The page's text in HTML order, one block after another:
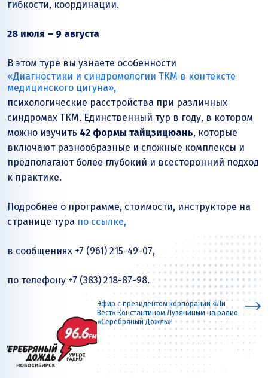
гибкости, координации.
28 июля – 9 августа
В этом туре вы узнаете особенности
«Диагностики и синдромологии ТКМ в контексте
медицинского цигуна»,
психологические расстройства при различных
синдромах ТКМ. Единственный тур в году, в котором
можно изучить 42 формы тайцзицюань, которые
включают разнообразные и сложные комплексы и
предполагают более глубокий и всесторонний подход
к практике.
Подробнее о программе, стоимости, инструкторе на
странице тура по ссылке,
в сообщениях +7 (961) 215-49-07,
по телефону +7 (383) 218-87-98.
Эфир с президентом корпорации «Ли
Вест» Константином Лузяниным на радио
«Серебряный Дождь»!